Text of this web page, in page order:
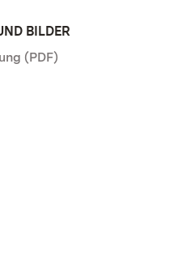
BILDER
(PDF)